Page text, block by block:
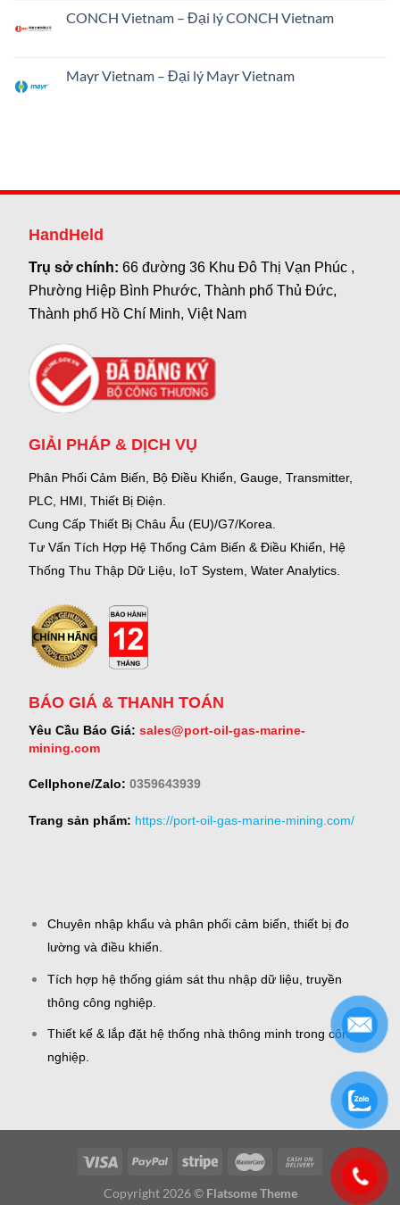
CONCH Vietnam – Đại lý CONCH Vietnam
Mayr Vietnam – Đại lý Mayr Vietnam
HandHeld
Trụ sở chính:66 đường 36 Khu Đô Thị Vạn Phúc ,
Phường Hiệp Bình Phước, Thành phố Thủ Đức,
Thành phố Hồ Chí Minh, Việt Nam
GIẢI PHÁP & DỊCH VỤ
Phân Phối Cảm Biến, Bộ Điều Khiển, Gauge, Transmitter,
PLC, HMI, Thiết Bị Điện.
Cung Cấp Thiết Bị Châu Âu (EU)/G7/Korea.
Tư Vấn Tích Hợp Hệ Thống Cảm Biến & Điều Khiển, Hệ
Thống Thu Thập Dữ Liệu, IoT System, Water Analytics.
BÁO GIÁ & THANH TOÁN
Yêu Cầu Báo Giá: sales@port-oil-gas-marine-
mining.com
Cellphone/Zalo: 0359643939
Trang sản phẩm: https://port-oil-gas-marine-mining.com/
Chuyên nhập khẩu và phân phối cảm biến, thiết bị đo
lường và điều khiển.
Tích hợp hệ thống giám sát thu nhập dữ liệu, truyền
thông công nghiệp.
Thiết kế & lắp đặt hệ thống nhà thông minh trong công
nghiệp.
Copyright 2026 © Flatsome Theme